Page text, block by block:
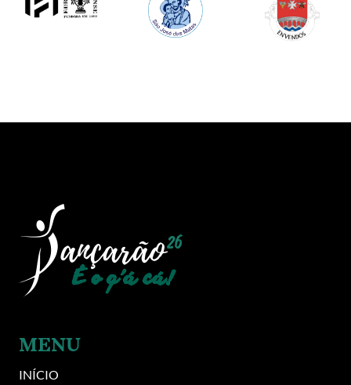
Image
MENU
INÍCIO